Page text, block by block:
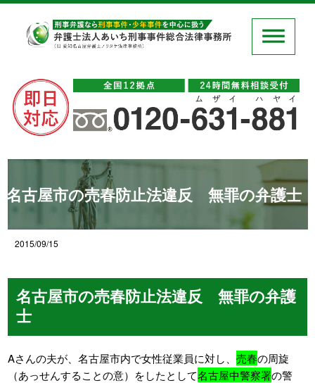
名古屋市の売春防止法違反 無罪の弁護士
2015/09/15
名古屋市の売春防止法違反 無罪の弁護
士
Aさんの夫が、名古屋市内で女性従業員に対し、売春の周旋
（あっせんすることの意）をしたとして名古屋中警察署の警